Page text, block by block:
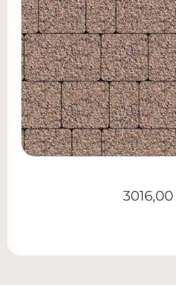
3016,00